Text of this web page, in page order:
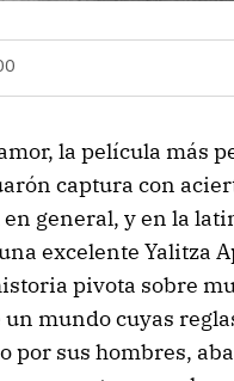
la película más
captura con
general, y en la
excelente Yalitza
pivota sobre
mundo cuyas
por sus hombres,